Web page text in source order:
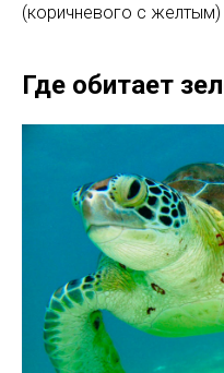
(коричневого с желтым)
Где обитает